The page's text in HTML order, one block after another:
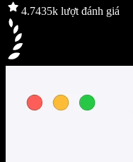
4.7435k lượt đánh giá